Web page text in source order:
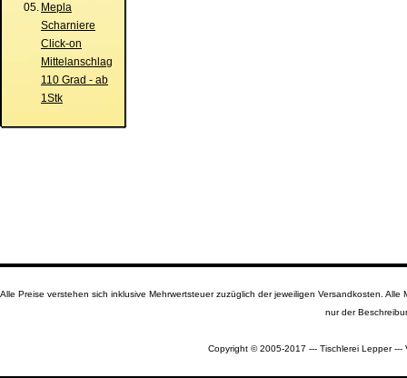
05. Mepla
Scharniere
Click-on
Mittelanschlag
110 Grad - ab
1Stk
Alle Preise verstehen sich inklusive Mehrwertsteuer zuzüglich der jeweiligen Versandkosten.
nur der
Copyright © 2005-2017 --- Tischlerei Lepper